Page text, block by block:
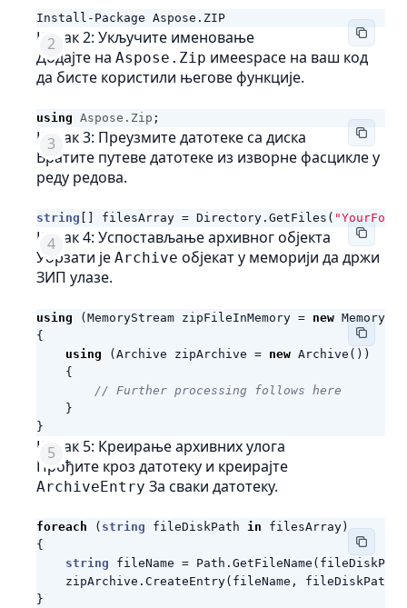
Install-Package Aspose.ZIP
Корак 2: Укључите именовање
Додајте на Aspose.Zip имеespace на ваш код
да бисте користили његове функције.
using Aspose.Zip ;
Корак 3: Преузмите датотеке са диска
Вратите путеве датотеке из изворне фасцикле у
реду редова.
string filesArray = Directory . GetFiles (
Корак 4: Успостављање архивног објекта
Убрзати је Archive објекат у меморији да држи
ЗИП улазе.
using ( MemoryStream zipFileInMemory = new
{
using
( Archive zipArchive = new Archive ())
{
// Further processing follows here
}
}
Корак 5: Креирање архивних улога
Прођите кроз датотеку и креирајте
ArchiveEntry За сваки датотеку.
foreach ( string fileDiskPath in filesArray )
{
string
fileName = Path . GetFileName ( fileDiskPath
zipArchive . CreateEntry( fileName , fileDiskPath
}